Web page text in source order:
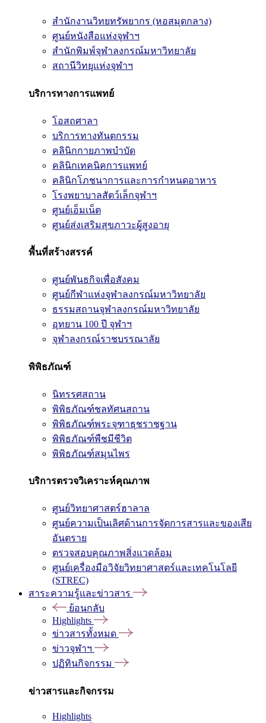
สำนักงานวิทยทรัพยากร (หอสมุดกลาง)
ศูนย์หนังสือแห่งจุฬาฯ
สำนักพิมพ์จุฬาลงกรณ์มหาวิทยาลัย
สถานีวิทยุแห่งจุฬาฯ
บริการทางการแพทย์
โอสถศาลา
บริการทางทันตกรรม
คลินิกกายภาพบำบัด
คลินิกเทคนิคการแพทย์
คลินิกโภชนาการและการกำหนดอาหาร
โรงพยาบาลสัตว์เล็กจุฬาฯ
ศูนย์เอ็มเน็ต
ศูนย์ส่งเสริมสุขภาวะผู้สูงอายุ
พื้นที่สร้างสรรค์
ศูนย์พันธกิจเพื่อสังคม
ศูนย์กีฬาแห่งจุฬาลงกรณ์มหาวิทยาลัย
ธรรมสถานจุฬาลงกรณ์มหาวิทยาลัย
อุทยาน 100 ปี จุฬาฯ
จุฬาลงกรณ์ราชบรรณาลัย
พิพิธภัณฑ์
นิทรรศสถาน
พิพิธภัณฑ์ชลทัศนสถาน
พิพิธภัณฑ์พระจุฑาธุชราชฐาน
พิพิธภัณฑ์พืชมีชีวิต
พิพิธภัณฑ์สมุนไพร
บริการตรวจวิเคราะห์คุณภาพ
ศูนย์วิทยาศาสตร์ฮาลาล
ศูนย์ความเป็นเลิศด้านการจัดการสารและของเสีย
อันตราย
ตรวจสอบคุณภาพสิ่งแวดล้อม
ศูนย์เครื่องมือวิจัยวิทยาศาสตร์และเทคโนโลยี
(STREC)
สาระความรู้และข่าวสาร
ย้อนกลับ
Highlights
ข่าวสารทั้งหมด
ข่าวจุฬาฯ
ปฏิทินกิจกรรม
ข่าวสารและกิจกรรม
Highlights